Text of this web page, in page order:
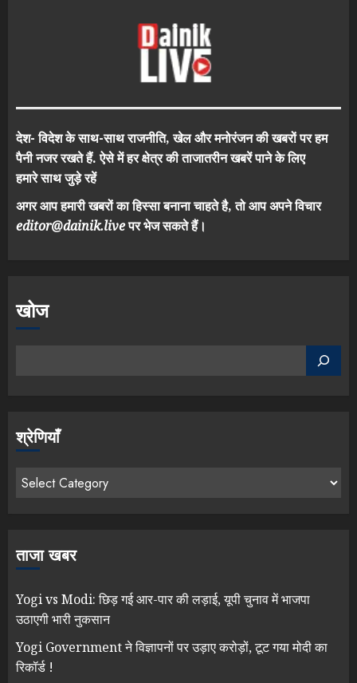
देश- विदेश के साथ-साथ राजनीति, खेल और मनोरंजन की खबरों पर हम
पैनी नजर रखते हैं. ऐसे में हर क्षेत्र की ताजातरीन खबरें पाने के लिए
हमारे साथ जुड़े रहें
अगर आप हमारी खबरों का हिस्सा बनाना चाहते है, तो आप अपने विचार
editor@dainik.liveपर भेज सकते हैं।
खोज
श्रेणियाँ
ताजा खबर
Yogi vs Modi: छिड़ गई आर-पार की लड़ाई, यूपी चुनाव में भाजपा
उठाएगी भारी नुकसान
Yogi Government ने विज्ञापनों पर उड़ाए करोड़ों, टूट गया मोदी का
रिकॉर्ड !